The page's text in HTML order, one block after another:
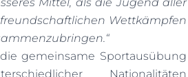
Mittel, als die Jugend aller
Wettkämpfen
gemeinsame Sportausübung
Nationalitäten